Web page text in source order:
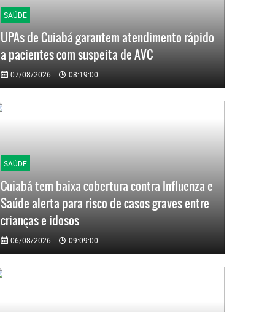
SAÚDE
UPAs de Cuiabá garantem atendimento rápido
a pacientes com suspeita de AVC
07/08/2026 08:19:00
SAÚDE
Cuiabá tem baixa cobertura contra Influenza e
Saúde alerta para risco de casos graves entre
crianças e idosos
06/08/2026 09:09:00